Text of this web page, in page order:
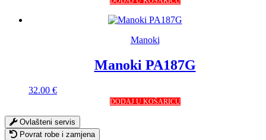
Manoki
Manoki PA187G
32.00 €
DODAJ U KOŠARICU
Ovlašteni servis
Povrat robe i zamjena